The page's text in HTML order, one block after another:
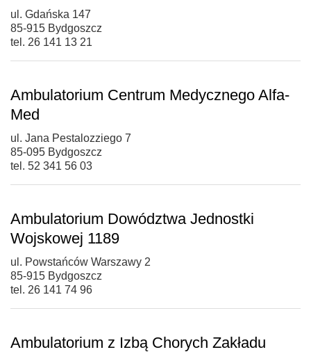
ul. Gdańska 147
85-915 Bydgoszcz
tel. 26 141 13 21
Ambulatorium Centrum Medycznego Alfa-
Med
ul. Jana Pestalozziego 7
85-095 Bydgoszcz
tel. 52 341 56 03
Ambulatorium Dowództwa Jednostki
Wojskowej 1189
ul. Powstańców Warszawy 2
85-915 Bydgoszcz
tel. 26 141 74 96
Ambulatorium z Izbą Chorych Zakładu